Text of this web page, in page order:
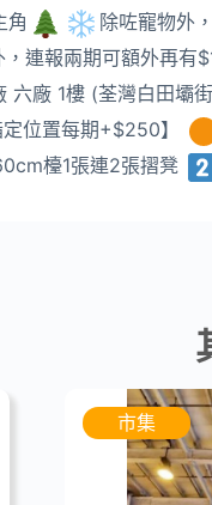
角 除咗寵物外
連報兩期可額外再
六廠 1樓 (荃灣白田壩
位置每期+$250】
檯1張連2張摺凳
市集